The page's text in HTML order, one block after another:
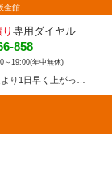
金館
専用ダイヤル
858
～19:00(年中無休)
ので助かりました。」を追加しました。